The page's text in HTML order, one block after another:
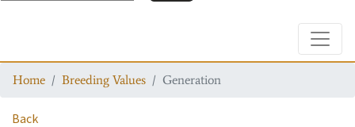
Home Breeding Values Generation
Back